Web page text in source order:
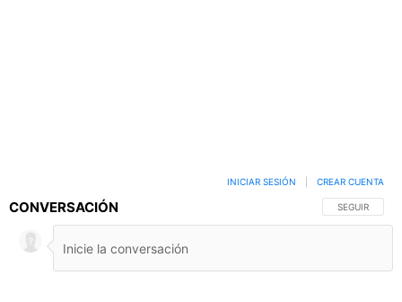
CONVERSACIÓN SIGA ESTA
SEGUIR
INICIAR SESIÓN CREAR CUENTA